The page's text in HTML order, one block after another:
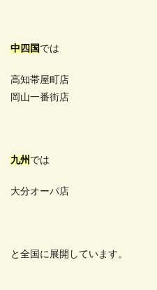
中四国 では
高知帯屋町店
岡山一番街店
九州 では
大分オーパ店
と全国に展開しています。